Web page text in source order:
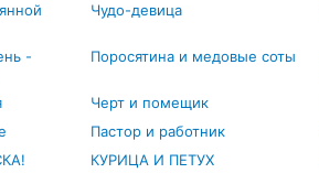
Чудо-девица
-
Поросятина и медовые соты
Черт и помещик
Пастор и работник
КУРИЦА И ПЕТУХ